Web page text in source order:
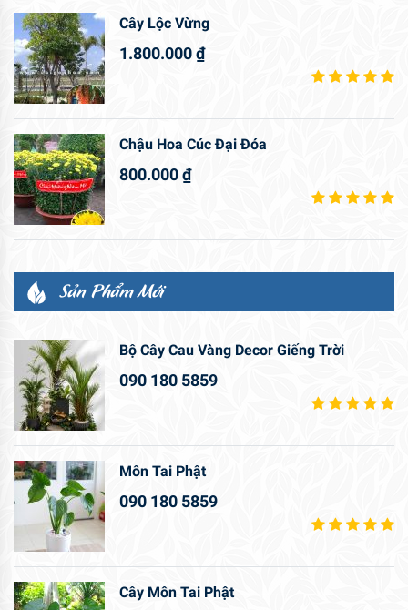
Cây Lộc Vừng
1.800.000₫
Chậu Hoa Cúc Đại Đóa
800.000₫
Sản Phẩm Mới
Bộ Cây Cau Vàng Decor Giếng Trời
090 180 5859
Môn Tai Phật
090 180 5859
Cây Môn Tai Phật